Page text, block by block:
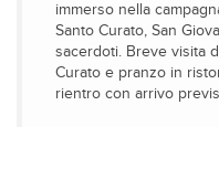
immerso nella
Santo Curato, San
sacerdoti. Breve visita
Curato e pranzo in
rientro con arrivo